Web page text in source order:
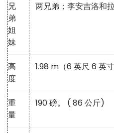
兄
弟
姐
妹
两兄弟；李安吉洛和
高
度
1.98 m（6 英尺 6 英寸
重
量
190 磅。 ( 86 公斤)